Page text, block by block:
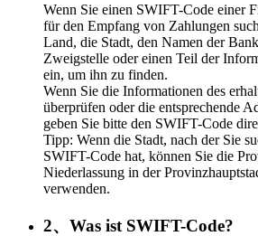
Wenn Sie einen SWIFT-Code einer
für den Empfang von Zahlungen
Land, die Stadt, den Namen der
Zweigstelle oder einen Teil der
ein, um ihn zu finden.
Wenn Sie die Informationen des
überprüfen oder die entsprechende
geben Sie bitte den SWIFT-Code
Tipp: Wenn die Stadt, nach der Sie
SWIFT-Code hat, können Sie die
Niederlassung in der
verwenden.
2、Was ist SWIFT-Code?